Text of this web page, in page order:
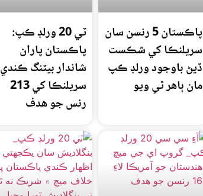
پاڪستان 5 رنسن سان
سريلنڪا کي شڪست
ڏيڻ باوجود ورلڊ ڪپ
مان ٻاهر ٿي ويو
ٽي 20 ورلڊ ڪپ:
پاڪستان پاران
شاندار بيٽنگ ڪندي
سريلنڪا کي 213
رنس جو هدف